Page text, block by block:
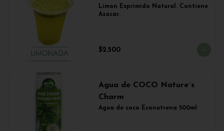
Limon Exprimido Natural. Contiene
Azúcar.
$2.500
Agua de COCO Nature´s
Charm
Agua de coco Econutrena 500ml